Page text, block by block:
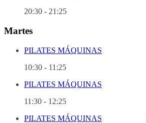
20:30 - 21:25
Martes
PILATES MÁQUINAS
10:30 - 11:25
PILATES MÁQUINAS
11:30 - 12:25
PILATES MÁQUINAS